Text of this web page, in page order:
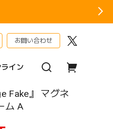
お問い合わせ
イン
Fake』 マグネ
ム A